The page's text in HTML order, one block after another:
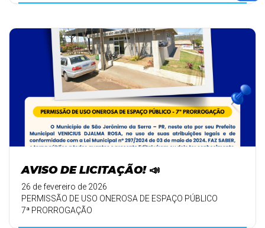
AVISO DE LICITAÇÃO! 📣
26 de fevereiro de 2026
PERMISSÃO DE USO ONEROSA DE ESPAÇO PÚBLICO
7ª PRORROGAÇÃO